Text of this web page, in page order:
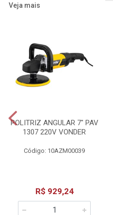
Veja mais
POLITRIZ ANGULAR 7" PAV
1307 220V VONDER
Código: 10AZM00039
R$ 929,24